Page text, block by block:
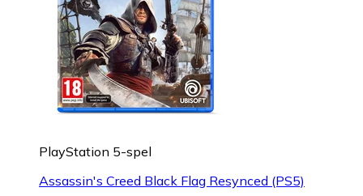
PlayStation 5-spel
Assassin's Creed Black Flag Resynced (PS5)